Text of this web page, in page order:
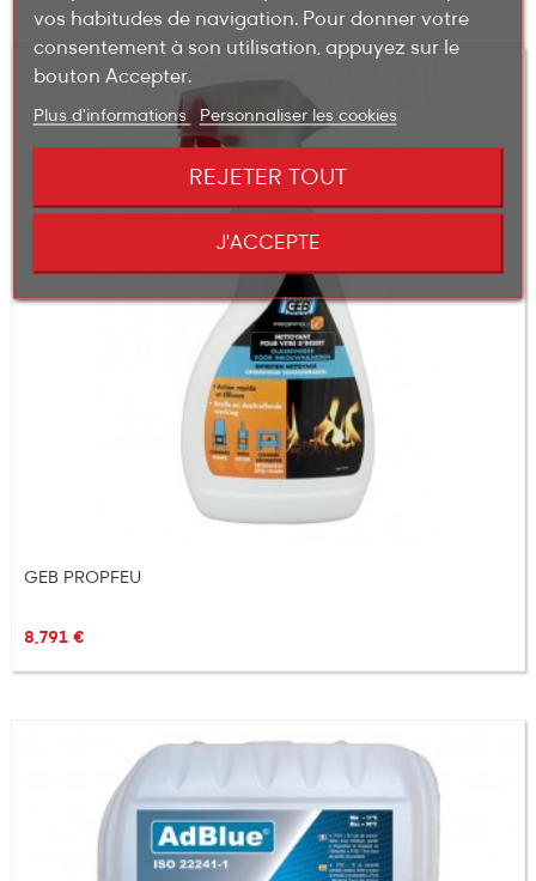
(20 avis)
GEB PROPFEU
8,791 €
vos habitudes de navigation. Pour donner votre
consentement à son utilisation, appuyez sur le
bouton Accepter.
Plus d'informations Personnaliser les cookies
REJETER TOUT
J'ACCEPTE